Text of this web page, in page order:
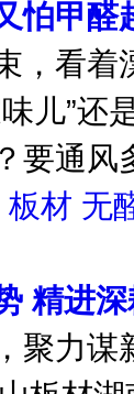
怕甲醛
，看
儿”还
要通风
板材 无
精进
聚力谋